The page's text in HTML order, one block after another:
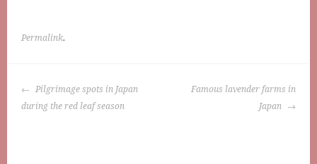
Permalink.
POST
NAVIGATION
Pilgrimage spots in Japan
during the red leaf season
Famous lavender farms in
Japan